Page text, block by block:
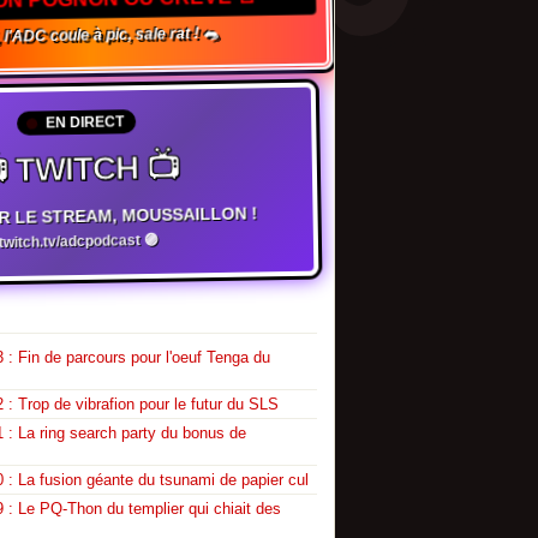
coule à pic, sale rat ! 🐀
EN DIRECT
TWITCH 📺
LE STREAM, MOUSSAILLON !
adcpodcast 🟣
: Fin de parcours pour l'oeuf Tenga du
: Trop de vibrafion pour le futur du SLS
: La ring search party du bonus de
: La fusion géante du tsunami de papier cul
: Le PQ-Thon du templier qui chiait des